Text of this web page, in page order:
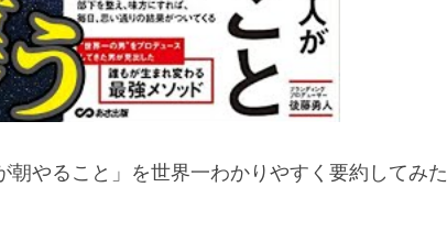
朝やること」を世界一わかりやすく要約してみた